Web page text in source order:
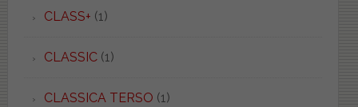
CLASS+ (1)
CLASSIC(1)
CLASSICA TERSO (1)